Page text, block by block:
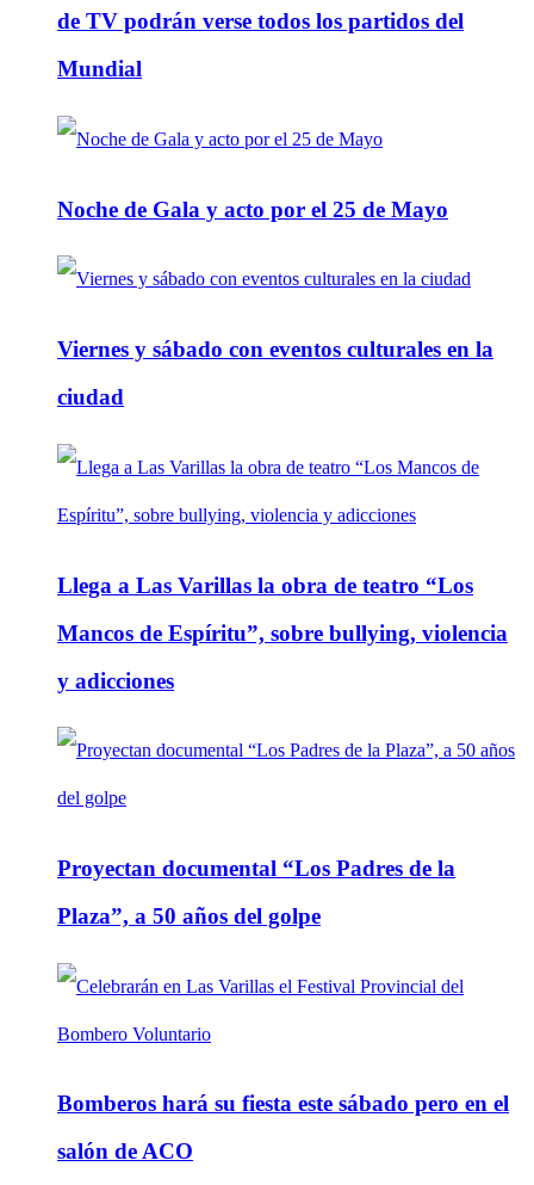
de TV podrán verse todos los partidos del
Mundial
Noche de Gala y acto por el 25 de Mayo
Viernes y sábado con eventos culturales en la
ciudad
Llega a Las Varillas la obra de teatro “Los
Mancos de Espíritu”, sobre bullying, violencia
y adicciones
Proyectan documental “Los Padres de la
Plaza”, a 50 años del golpe
Bomberos hará su fiesta este sábado pero en el
salón de ACO